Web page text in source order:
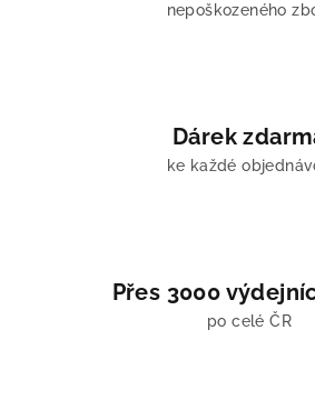
nepoškozeného
Dárek
ke každé
Přes 3000
po celé ČR